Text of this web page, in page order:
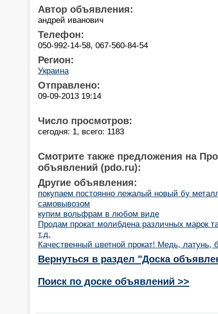
Автор объявления:
андрей иванович
Телефон:
050-992-14-58, 067-560-84-54
Регион:
Украина
Отправлено:
09-09-2013 19:14
Число просмотров:
сегодня: 1, всего: 1183
Смотрите также предложения на
объявлений (pdo.ru):
Другие объявления:
покупаем постоянно лежалый новый бу
самовывозом
купим вольфрам в любом виде
Продам прокат молибдена различных марок
т.д.
Качественный цветной прокат! Медь, латунь,
Вернуться в раздел "Доска
Поиск по доске объявлений >>